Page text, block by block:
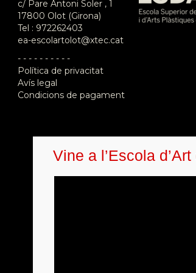
c/ Pare Antoni Soler , 1
17800 Olot (Girona)
Tel : 972262403
ea-escolartolot@xtec.cat
- - - - - - - - - -
Política de privacitat
Avís legal
Condicions de pagament
Vine a l’Escola d’Art